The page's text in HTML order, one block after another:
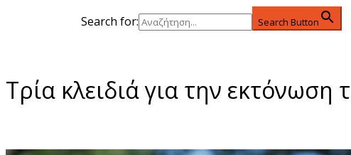
Search for: Search Button
Τρία κλειδιά για την